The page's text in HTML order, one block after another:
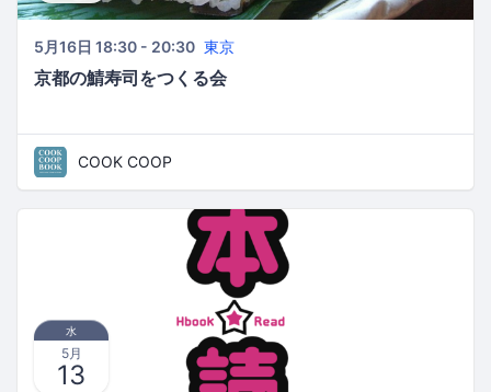
5月16日 18:30 - 20:30 東京
京都の鯖寿司をつくる会
COOK COOP
水
5月
13